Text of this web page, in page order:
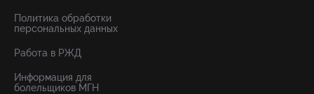
Политика обработки
персональных данных
Работа в РЖД
Информация для
болельщиков МГН